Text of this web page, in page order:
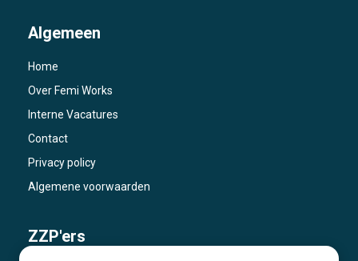
Algemeen
Home
Over Femi Works
Interne Vacatures
Contact
Privacy policy
Algemene voorwaarden
ZZP'ers